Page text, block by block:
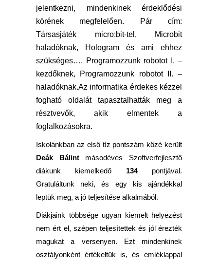
jelentkezni, mindenkinek érdeklődési
körének megfelelően. Pár cím:
Társasjáték micro:bit-tel, Microbit
haladóknak, Hologram és ami ehhez
szükséges…, Programozzunk robotot I. –
kezdőknek, Programozzunk robotot II. –
haladóknak.Az informatika érdekes kézzel
fogható oldalát tapasztalhatták meg a
résztvevők, akik elmentek a
foglalkozásokra.
Iskolánkban az első tíz pontszám közé került
Deák Bálintmásodéves Szoftverfejlesztő
diákunk kiemelkedő 134pontjával.
Gratuláltunk neki, és egy kis ajándékkal
leptük meg, a jó teljesítése alkalmából.
Diákjaink többsége ugyan kiemelt helyezést
nem ért el, szépen teljesítettek és jól érezték
magukat a versenyen. Ezt mindenkinek
osztályonként értékeltük is, és emléklappal